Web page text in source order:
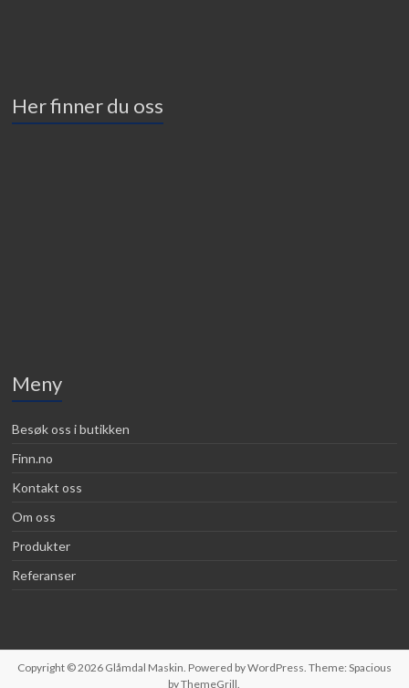
Her finner du oss
Meny
Besøk oss i butikken
Finn.no
Kontakt oss
Om oss
Produkter
Referanser
Copyright © 2026 Glåmdal Maskin. Powered byWordPress. Theme: Spacious
byThemeGrill.